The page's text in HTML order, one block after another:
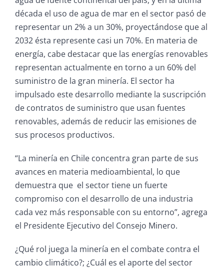
década el uso de agua de mar en el sector pasó de
representar un 2% a un 30%, proyectándose que al
2032 ésta represente casi un 70%. En materia de
energía, cabe destacar que las energías renovables
representan actualmente en torno a un 60% del
suministro de la gran minería. El sector ha
impulsado este desarrollo mediante la suscripción
de contratos de suministro que usan fuentes
renovables, además de reducir las emisiones de
sus procesos productivos.
“La minería en Chile concentra gran parte de sus
avances en materia medioambiental, lo que
demuestra que el sector tiene un fuerte
compromiso con el desarrollo de una industria
cada vez más responsable con su entorno”, agrega
el Presidente Ejecutivo del Consejo Minero.
¿Qué rol juega la minería en el combate contra el
cambio climático?; ¿Cuál es el aporte del sector